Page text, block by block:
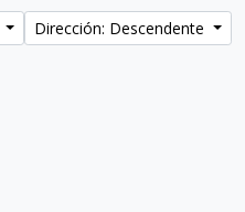
Dirección: Descendente